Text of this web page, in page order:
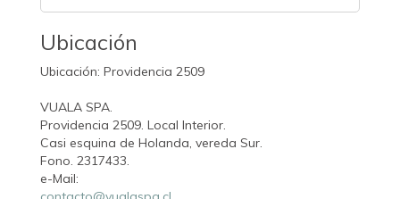
Ubicación
Ubicación: Providencia 2509
VUALA SPA.
Providencia 2509. Local Interior.
Casi esquina de Holanda, vereda Sur.
Fono. 2317433.
e-Mail: